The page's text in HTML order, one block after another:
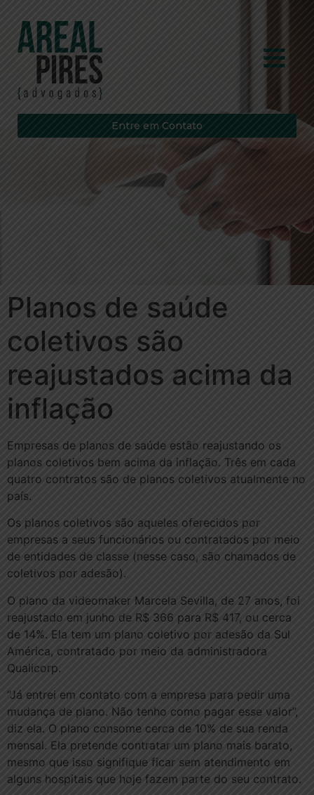
Entre em Contato
Planos de saúde
coletivos são
reajustados acima da
inflação
Empresas de planos de saúde estão reajustando os
planos coletivos bem acima da inflação. Três em cada
quatro contratos são de planos coletivos atualmente no
país.
Os planos coletivos são aqueles oferecidos por
empresas a seus funcionários ou contratados por meio
de entidades de classe (nesse caso, são chamados de
coletivos por adesão).
O plano da videomaker Marcela Sevilla, de 27 anos, foi
reajustado em junho de R$ 366 para R$ 417, ou cerca
de 14%. Ela tem um plano coletivo por adesão da Sul
América, contratado por meio da administradora
Qualicorp.
“Já entrei em contato com a empresa para pedir uma
mudança de plano. Não tenho como pagar esse valor”,
diz ela. O plano consome cerca de 10% de sua renda
mensal. Ela pretende contratar um plano mais barato,
mesmo que isso signifique ficar sem atendimento em
alguns hospitais que hoje fazem parte do seu contrato.